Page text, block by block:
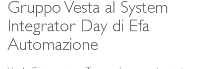
Gruppo Vesta al System
Integrator Day di Efa
Automazione